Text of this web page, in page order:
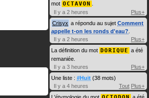
mot OCTAVON
Il y a 2 heures
Plus+
Crisyx a répondu au sujet Comment
appelle t-on les ronds d'eau?
Il y a 2 heures
Plus+
La définition du mot DORIQUE a été
remaniée.
Il y a 3 heures
Plus+
Une liste : #Huit (38 mots)
Il y a 4 heures
Tout Plus+